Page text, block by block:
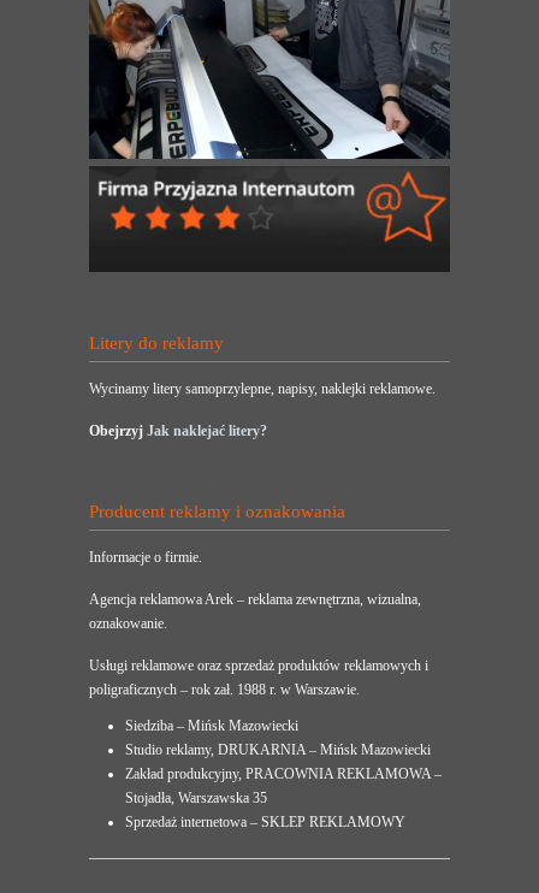
Litery do reklamy
Wycinamy litery samoprzylepne, napisy, naklejki reklamowe.
Obejrzyj Jak naklejać litery?
Producent reklamy i oznakowania
Informacje o firmie.
Agencja reklamowa Arek – reklama zewnętrzna, wizualna,
oznakowanie.
Usługi reklamowe oraz sprzedaż produktów reklamowych i
poligraficznych – rok zał. 1988 r. w Warszawie.
Siedziba – Mińsk Mazowiecki
Studio reklamy, DRUKARNIA – Mińsk Mazowiecki
Zakład produkcyjny, PRACOWNIA REKLAMOWA –
Stojadła, Warszawska 35
Sprzedaż internetowa – SKLEP REKLAMOWY